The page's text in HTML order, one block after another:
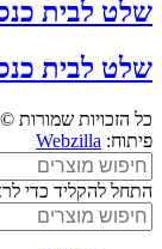
שלט לבית
שלט לבית
כל הזכויות שמורות © 2022 | ספידפרינט
פיתוח: Webzilla
התחל להקליד כדי